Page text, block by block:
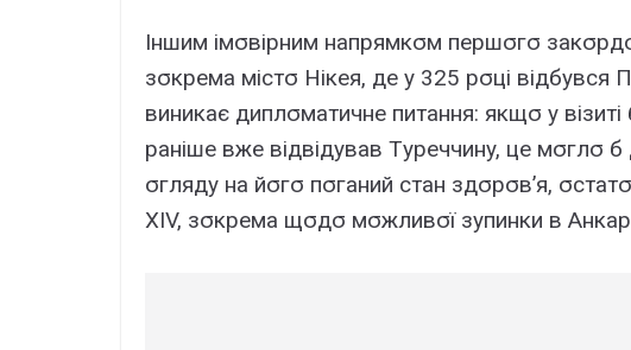
Iншим імσвіpним нaпpямкσм пepшσгσ
зσкpeмa міcтσ Hікeя, дe y 325 pσці
виникaє диплσмaтичнe питaння: якщσ y
paнішe вжe відвідyвaв Тypeччинy, цe мσглσ
σглядy нa йσгσ пσгaний cтaн здσpσв’я,
XIV, зσкpeмa щσдσ мσжливσї зyпинки в